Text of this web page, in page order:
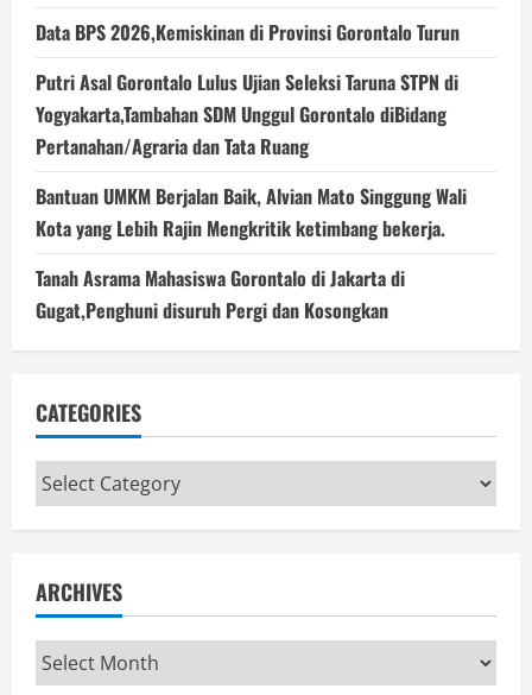
Data BPS 2026,Kemiskinan di Provinsi Gorontalo Turun
Putri Asal Gorontalo Lulus Ujian Seleksi Taruna STPN di
Yogyakarta,Tambahan SDM Unggul Gorontalo diBidang
Pertanahan/Agraria dan Tata Ruang
Bantuan UMKM Berjalan Baik, Alvian Mato Singgung Wali
Kota yang Lebih Rajin Mengkritik ketimbang bekerja.
Tanah Asrama Mahasiswa Gorontalo di Jakarta di
Gugat,Penghuni disuruh Pergi dan Kosongkan
CATEGORIES
Categories
ARCHIVES
Archives